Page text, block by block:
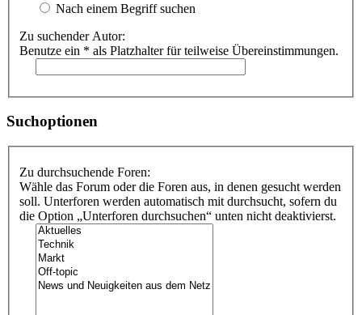
Nach einem Begriff suchen
Zu suchender Autor:
Benutze ein * als Platzhalter für teilweise Übereinstimmungen.
Suchoptionen
Zu durchsuchende Foren:
Wähle das Forum oder die Foren aus, in denen gesucht werden
soll. Unterforen werden automatisch mit durchsucht, sofern du
die Option „Unterforen durchsuchen“ unten nicht deaktivierst.